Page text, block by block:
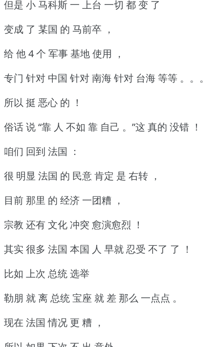
但是 小 马科斯 一 上台 一切 都 变 了
变成 了 某国 的 马前卒 ，
给 他 4 个 军事 基地 使用 ，
专门 针对 中国 针对 南海 针对 台海 等等 。。。
所以 挺 恶心 的 ！
俗话 说 “靠 人 不如 靠 自己 。”这 真的 没错 ！
咱们 回到 法国 ：
很 明显 法国 的 民意 肯定 是 右转 ，
目前 那里 的 经济 一团糟 ，
宗教 还有 文化 冲突 愈演愈烈 ！
其实 很多 法国 本国 人 早就 忍受 不了 了 ！
比如 上次 总统 选举
勒朋 就 离 总统 宝座 就 差 那么 一点点 。
现在 法国 情况 更 糟 ，